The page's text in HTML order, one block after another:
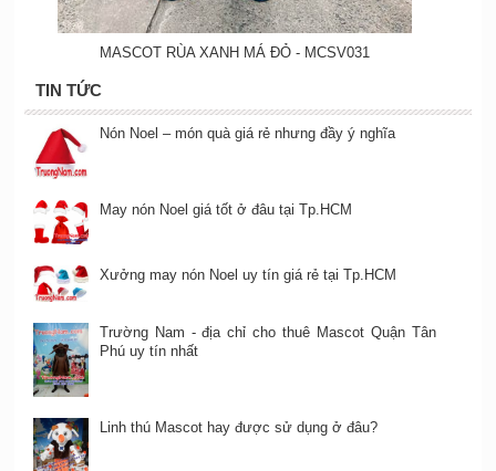
MASCOT RÙA XANH MÁ ĐỎ - MCSV031
TIN TỨC
Nón Noel – món quà giá rẻ nhưng đầy ý nghĩa
May nón Noel giá tốt ở đâu tại Tp.HCM
Xưởng may nón Noel uy tín giá rẻ tại Tp.HCM
Trường Nam - địa chỉ cho thuê Mascot Quận Tân
Phú uy tín nhất
Linh thú Mascot hay được sử dụng ở đâu?